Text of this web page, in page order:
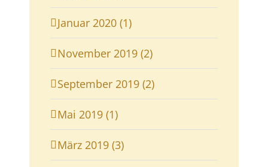
Januar 2020 (1)
November 2019 (2)
September 2019 (2)
Mai 2019 (1)
März 2019 (3)